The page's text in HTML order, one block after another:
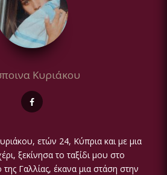
Κυριάκου
ετών 24, Κύπρια και με μια
ξεκίνησα το ταξίδι μου στο
Γαλλίας, έκανα μια στάση στην